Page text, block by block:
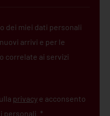
dei miei dati personali
arrivi e per le
correlate ai servizi
privacy e acconsento
personali. *